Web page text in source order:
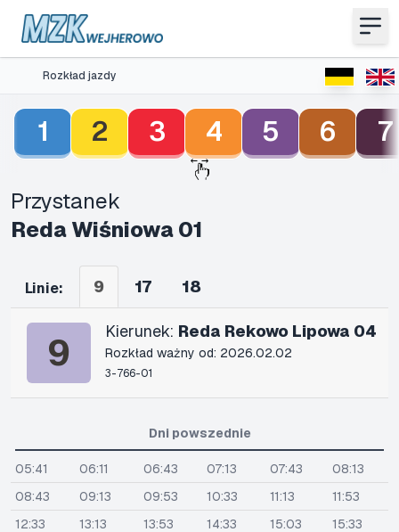
Rozkład jazdy
1 2 3 4 5 6 7
Przystanek
Reda Wiśniowa 01
Linie: 9 17 18
9 Kierunek: Reda Rekowo Lipowa 04
Rozkład ważny od: 2026.02.02
3-766-01
Dni powszednie
05:41 06:11 06:43 07:13 07:43
08:13
08:43
09:13 09:53 10:33 11:13
11:53
12:33
13:13 13:53 14:33 15:03
15:33